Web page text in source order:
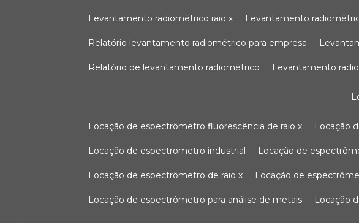
levantamento radiométrico raio x levantamento
relatório levantamento radiométrico para empresa
relatório de levantamento radiométrico levantamento
locação de espectrômetro fluorescência de raio x locação
locação de espectrometro industrial locação de
locação de espectrômetro de raio x locação de
locação de espectrômetro para análise de metais locação